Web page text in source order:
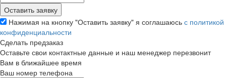
Нажимая на кнопку "Оставить заявку" я соглашаюсь с политикой
конфиденциальности
Сделать предзаказ
Оставьте свои контактные данные и наш менеджер перезвонит
Вам в ближайшее время
Ваш номер телефона